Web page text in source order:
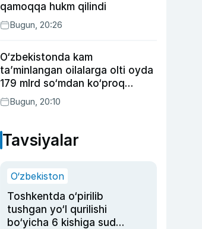
qamoqqa hukm qilindi
Bugun, 20:26
O‘zbekistonda kam
ta’minlangan oilalarga olti oyda
179 mlrd so‘mdan ko‘proq
ijtimoiy keshbek to‘lab berildi
Bugun, 20:10
Tavsiyalar
O‘zbekiston
Toshkentda o‘pirilib
tushgan yo‘l qurilishi
bo‘yicha 6 kishiga sud